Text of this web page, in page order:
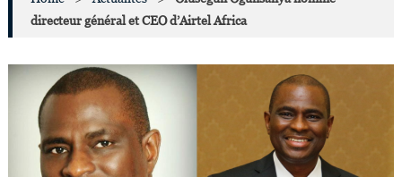
directeur général et CEO d’Airtel Africa